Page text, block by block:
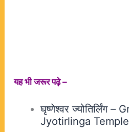
यह भी जरूर पढ़े –
घृष्णेश्वर ज्योतिर्लिंग
Jyotirlinga Temple